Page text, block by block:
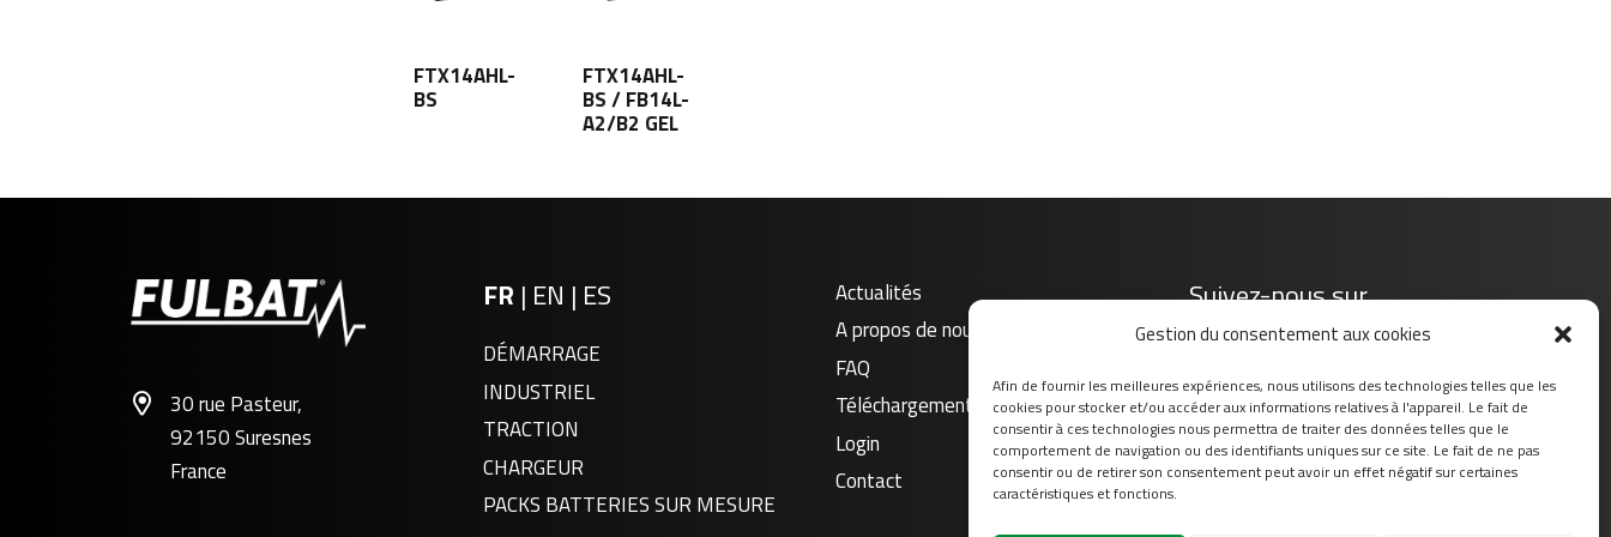
Gestion du consentement aux cookies
Afin de fournir les meilleures expériences, nous utilisons des technologies telles que les
cookies pour stocker et/ou accéder aux informations relatives à l'appareil. Le fait de
consentir à ces technologies nous permettra de traiter des données telles que le
comportement de navigation ou des identifiants uniques sur ce site. Le fait de ne pas
consentir ou de retirer son consentement peut avoir un effet négatif sur certaines
caractéristiques et fonctions.
FTX14AHL-
BS
FTX14AHL-
BS / FB14L-
A2/B2 GEL
30 rue Pasteur,
92150 Suresnes
France
FR | EN | ES
DÉMARRAGE
INDUSTRIEL
TRACTION
CHARGEUR
PACKS BATTERIES SUR MESURE
Actualités
A propos de nous
FAQ
Téléchargement
Login
Contact
Suivez-nous sur